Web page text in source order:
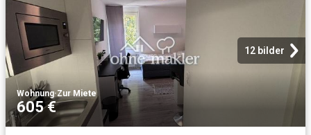
12 bilder
Wohnung·Zur Miete
605 €